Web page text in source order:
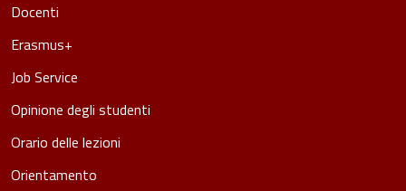
Docenti
Erasmus+
Job Service
Opinione degli studenti
Orario delle lezioni
Orientamento